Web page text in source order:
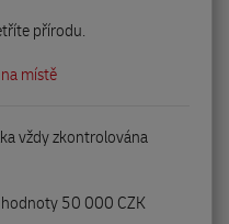
přírodu.
na místě
vždy zkontrolována
50 000 CZK